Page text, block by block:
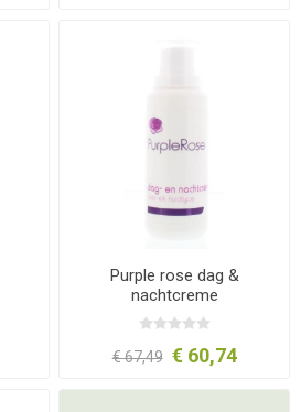
Purple rose dag &
nachtcreme
€ 67,49 € 60,74